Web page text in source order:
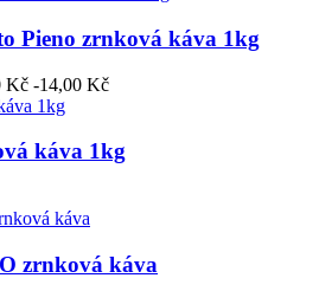
Pieno zrnková káva 1kg
Kč -14,00 Kč
káva 1kg
zrnková káva